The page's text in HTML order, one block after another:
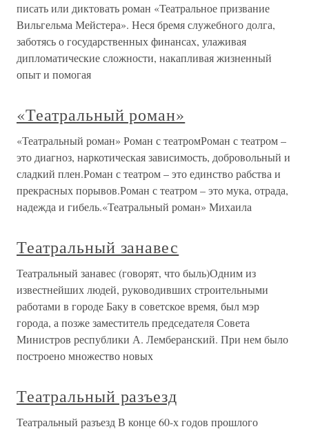
писать или диктовать роман «Театральное призвание
Вильгельма Мейстера». Неся бремя служебного долга,
заботясь о государственных финансах, улаживая
дипломатические сложности, накапливая жизненный
опыт и помогая
«Театральный роман»
«Театральный роман» Роман с театромРоман с театром –
это диагноз, наркотическая зависимость, добровольный и
сладкий плен.Роман с театром – это единство рабства и
прекрасных порывов.Роман с театром – это мука, отрада,
надежда и гибель.«Театральный роман» Михаила
Театральный занавес
Театральный занавес (говорят, что быль)Одним из
известнейших людей, руководивших строительными
работами в городе Баку в советское время, был мэр
города, а позже заместитель председателя Совета
Министров республики А. Лемберанский. При нем было
построено множество новых
Театральный разъезд
Театральный разъезд В конце 60-х годов прошлого